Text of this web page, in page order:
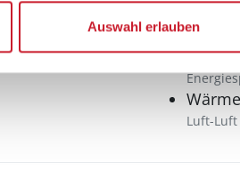
Auswahl erlauben
Luft-Luft